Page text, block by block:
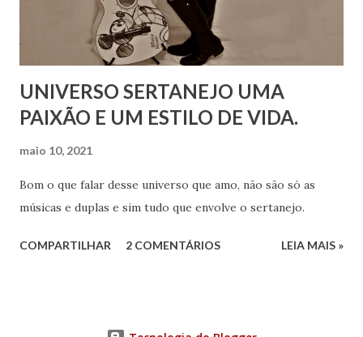
UNIVERSO SERTANEJO UMA
PAIXÃO E UM ESTILO DE VIDA.
maio 10, 2021
Bom o que falar desse universo que amo, não são só as
músicas e duplas e sim tudo que envolve o sertanejo.
COMPARTILHAR 2 COMENTÁRIOS LEIA MAIS »